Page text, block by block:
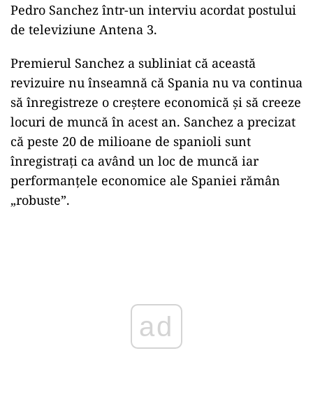
Pedro Sanchez într-un interviu acordat postului
de televiziune Antena 3.
Premierul Sanchez a subliniat că această
revizuire nu înseamnă că Spania nu va continua
să înregistreze o creştere economică şi să creeze
locuri de muncă în acest an. Sanchez a precizat
că peste 20 de milioane de spanioli sunt
înregistraţi ca având un loc de muncă iar
performanţele economice ale Spaniei rămân
„robuste”.